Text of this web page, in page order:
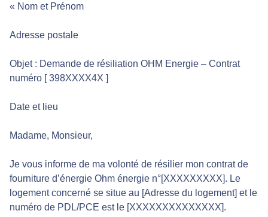
« Nom et Prénom
Adresse postale
Objet : Demande de résiliation OHM Energie – Contrat
numéro [ 398XXXX4X ]
Date et lieu
Madame, Monsieur,
Je vous informe de ma volonté de résilier mon contrat de
fourniture d’énergie Ohm énergie n°[XXXXXXXXX]. Le
logement concerné se situe au [Adresse du logement] et le
numéro de PDL/PCE est le [XXXXXXXXXXXXXX].